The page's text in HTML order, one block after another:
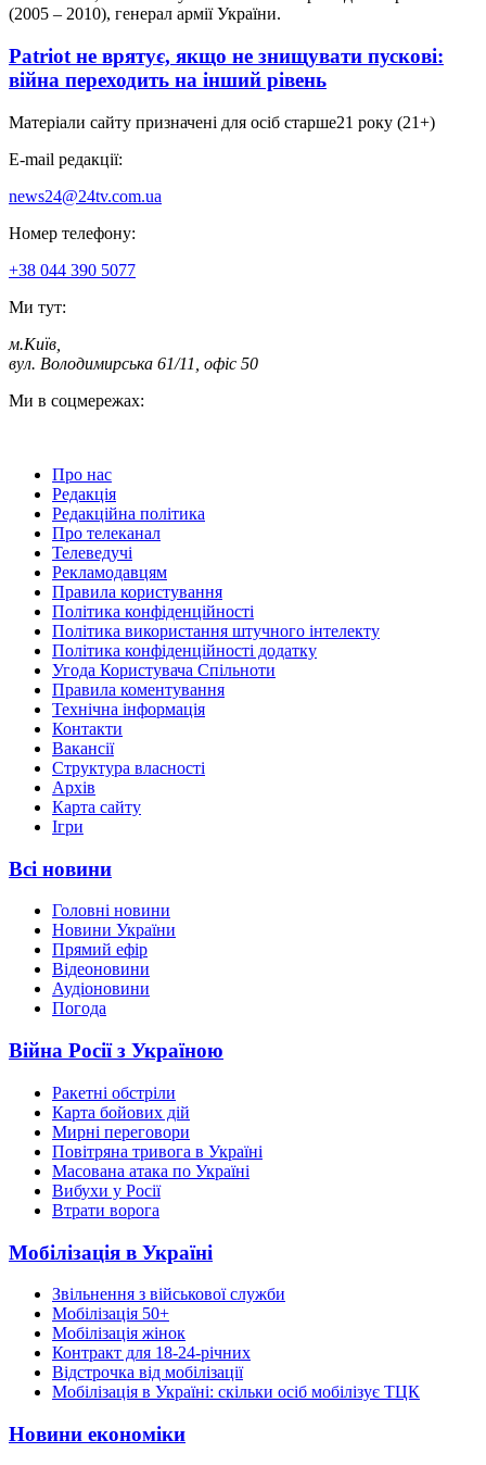
(2005 – 2010), генерал армії України.
Patriot не врятує, якщо не знищувати пускові:
війна переходить на інший рівень
Матеріали сайту призначені для осіб старше21 року (21+)
E-mail редакції:
news24@24tv.com.ua
Номер телефону:
+38 044 390 5077
Ми тут:
м.Київ
вул. Володимирська 61/11, офіс 50
Ми в соцмережах:
Про нас
Редакція
Редакційна політика
Про телеканал
Телеведучі
Рекламодавцям
Правила користування
Політика конфіденційності
Політика використання штучного інтелекту
Політика конфіденційності додатку
Угода Користувача Спільноти
Правила коментування
Технічна інформація
Контакти
Вакансії
Структура власності
Архів
Карта сайту
Ігри
Всі новини
Головні новини
Новини України
Прямий ефір
Відеоновини
Аудіоновини
Погода
Війна Росії з Україною
Ракетні обстріли
Карта бойових дій
Мирні переговори
Повітряна тривога в Україні
Масована атака по Україні
Вибухи у Росії
Втрати ворога
Мобілізація в Україні
Звільнення з військової служби
Мобілізація 50+
Мобілізація жінок
Контракт для 18-24-річних
Відстрочка від мобілізації
Мобілізація в Україні: скільки осіб мобілізує ТЦК
Новини економіки